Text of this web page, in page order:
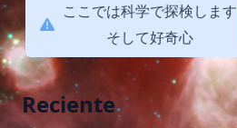
ここでは科学で探検します
そして好奇心
Reciente